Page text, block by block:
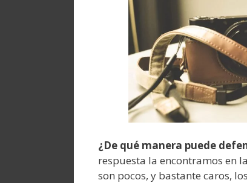
¿De qué manera puede
respuesta la encontramos en
son pocos, y bastante caros,